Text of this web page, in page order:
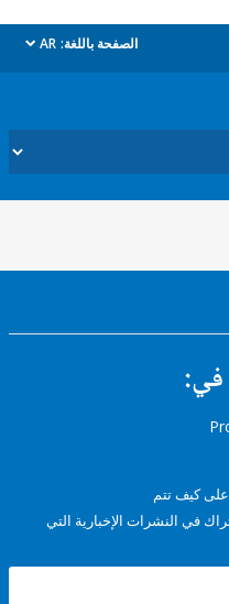
الصفحة باللغة: AR
dropdown
الإخبارية التي